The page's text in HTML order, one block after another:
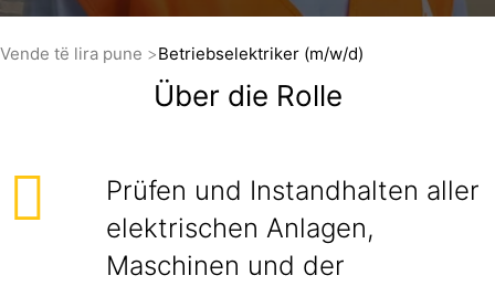
Vende të lira pune Betriebselektriker (m/w/d)
Über die Rolle
Prüfen und Instandhalten aller
elektrischen Anlagen,
Maschinen und der